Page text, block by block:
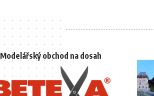
Modelářský obchod na dosah